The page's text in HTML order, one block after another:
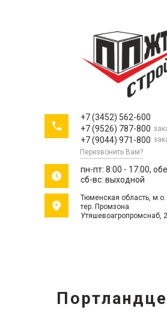
пн-пт: 8:00 - 17:00,
сб-вс: выходной
Тюменская область,
тер. Промзона
Утяшевоагропромснаб,
+7 (9044) 971-800
+7 (9526) 787-800
+7 (3452) 562-600
Перезвонить Вам?